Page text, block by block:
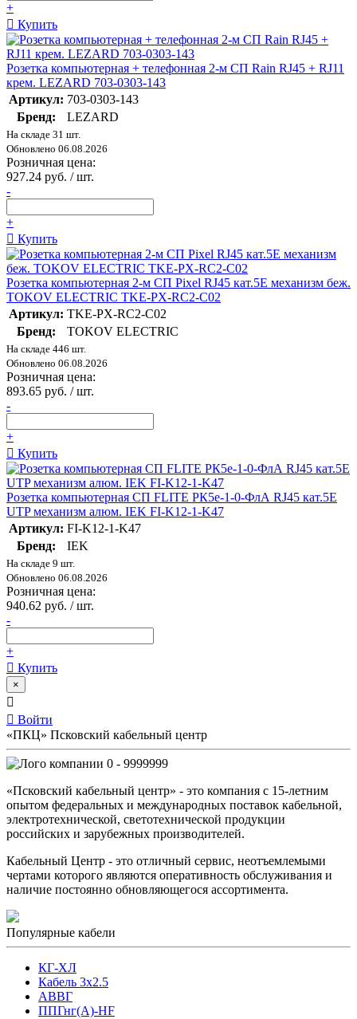
+
Купить
Розетка компьютерная + телефонная 2-м СП Rain RJ45 + RJ11
крем. LEZARD 703-0303-143
Артикул: 703-0303-143
Бренд:
LEZARD
На складе 31 шт.
Обновлено 06.08.2026
Розничная цена:
927.24 руб. / шт.
-
+
Купить
Розетка компьютерная 2-м СП Pixel RJ45 кат.5E механизм беж.
TOKOV ELECTRIC TKE-PX-RC2-C02
Артикул: TKE-PX-RC2-C02
Бренд:
TOKOV ELECTRIC
На складе 446 шт.
Обновлено 06.08.2026
Розничная цена:
893.65 руб. / шт.
-
+
Купить
Розетка компьютерная СП FLITE РК5е-1-0-ФлА RJ45 кат.5E
UTP механизм алюм. IEK FI-K12-1-K47
Артикул: FI-K12-1-K47
Бренд:
IEK
На складе 9 шт.
Обновлено 06.08.2026
Розничная цена:
940.62 руб. / шт.
-
+
Купить
×
Войти
«ПКЦ» Псковский кабельный центр
0 - 9999999
«Псковский кабельный центр» - это компания с 15-летним
опытом федеральных и международных поставок кабельной,
электротехнической, светотехнической продукции
российских и зарубежных производителей.
Кабельный Центр - это отличный сервис, неотъемлемыми
чертами которого являются оперативность обслуживания и
наличие постоянно обновляющегося ассортимента.
Популярные кабели
КГ-ХЛ
Кабель 3x2.5
АВВГ
ППГнг(А)-HF